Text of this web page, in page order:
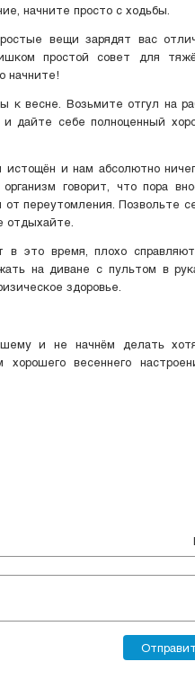
начните просто с ходьбы.
вещи зарядят вас
простой совет для
начните!
к весне. Возьмите отгул на
дайте себе полноценный
и нам абсолютно
говорит, что пора
переутомления. Позвольте
отдыхайте.
это время, плохо
на диване с пультом в
здоровье.
и не начнём делать
весеннего